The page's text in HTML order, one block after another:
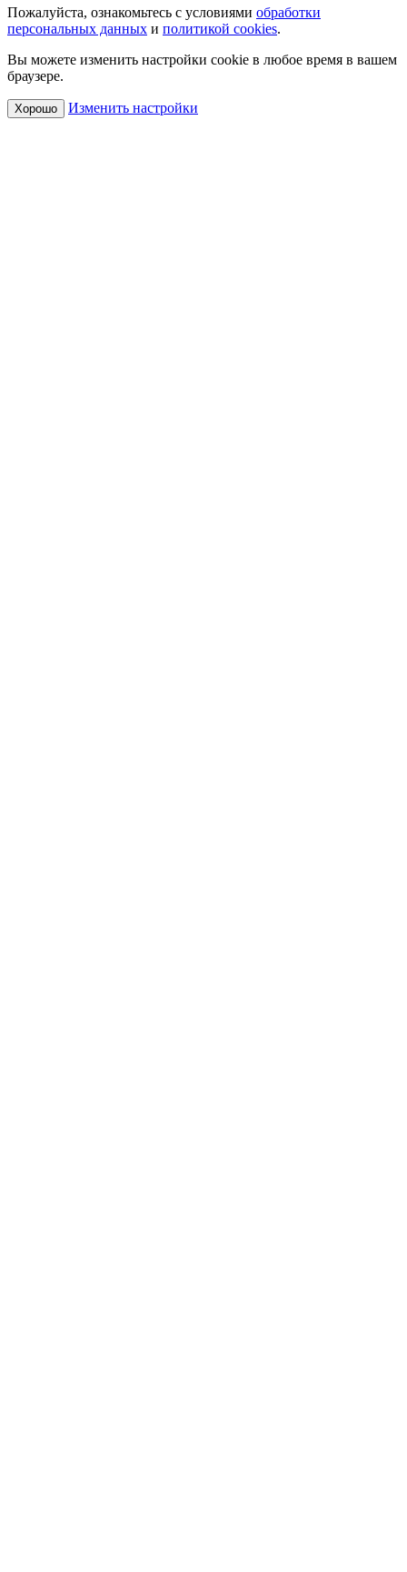
Пожалуйста, ознакомьтесь с условиями обработки
персональных данных и политикой cookies.
Вы можете изменить настройки cookie в любое время в вашем
браузере.
Хорошо Изменить настройки